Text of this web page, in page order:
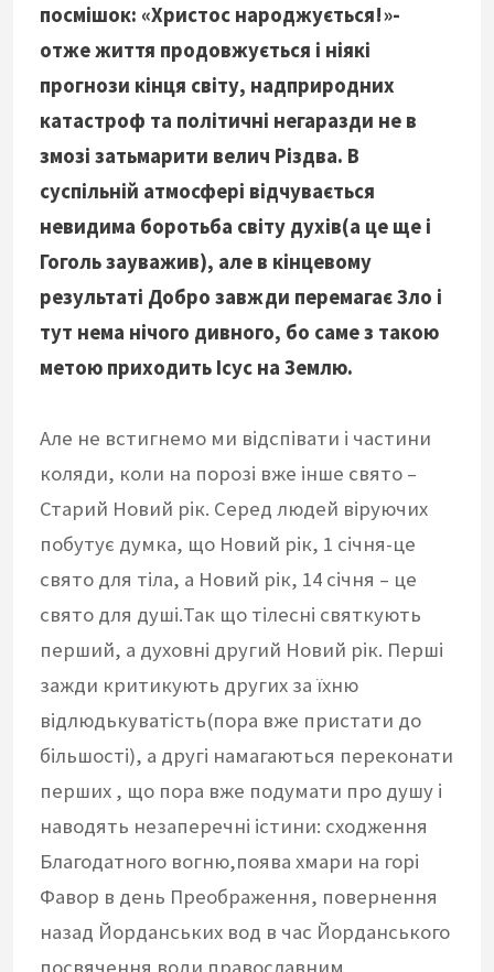
посмішок: «Христос народжується!»-
отже життя продовжується і ніякі
прогнози кінця світу, надприродних
катастроф та політичні негаразди не в
змозі затьмарити велич Різдва. В
суспільній атмосфері відчувається
невидима боротьба світу духів(а це ще і
Гоголь зауважив), але в кінцевому
результаті Добро завжди перемагає Зло і
тут нема нічого дивного, бо саме з такою
метою приходить Ісус на Землю.
Але не встигнемо ми відспівати і частини
коляди, коли на порозі вже інше свято –
Старий Новий рік. Серед людей віруючих
побутує думка, що Новий рік, 1 січня-це
свято для тіла, а Новий рік, 14 січня – це
свято для душі.Так що тілесні святкують
перший, а духовні другий Новий рік. Перші
зажди критикують других за їхню
відлюдькуватість(пора вже пристати до
більшості), а другі намагаються переконати
перших , що пора вже подумати про душу і
наводять незаперечні істини: сходження
Благодатного вогню,поява хмари на горі
Фавор в день Преображення, повернення
назад Йорданських вод в час Йорданського